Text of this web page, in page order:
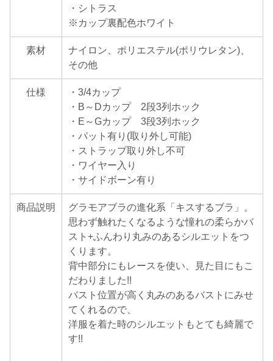
・シトラス
※カップ裏配色ホワイト
素材
ナイロン、ポリエステル(ポリウレタン)、
その他
仕様
・3/4カップ
・B～Dカップ 2段3列ホック
・E～Gカップ 3段3列ホック
・パット有り(取り外し可能)
・ストラップ取り外し不可
・ワイヤー入り
・サイドボーン有り
商品説明
グラモアブラの進化系「キスするブラ」。
思わず触れたくなるような憧れの柔らかバ
スト+ふんわり丸みのあるシルエットをつ
くります。
背中部分にもレースを使い、見た目にもこ
だわりました!!
バスト位置が高く丸みのあるバストにみせ
てくれるので、
洋服を着た時のシルエットもとても綺麗で
す!!